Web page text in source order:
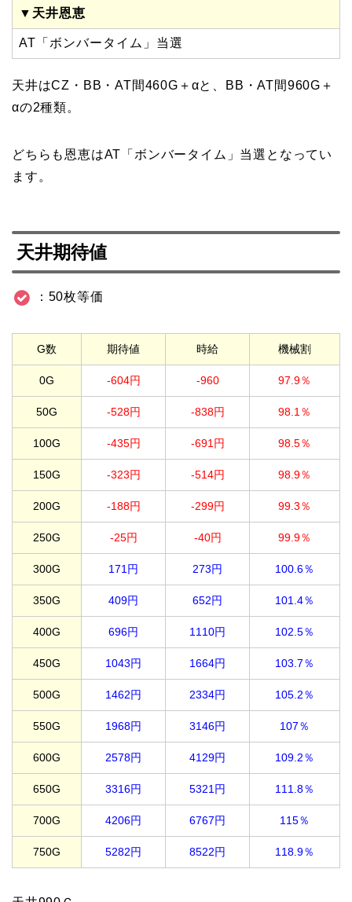
▼天井恩恵
AT「ボンバータイム」当選
天井はCZ・BB・AT間460G＋αと、BB・AT間960G＋
αの2種類。
どちらも恩恵はAT「ボンバータイム」当選となってい
ます。
天井期待値
：50枚等価
G数 期待値 時給 機械割
0G -604円 -960 97.9％
50G -528円 -838円 98.1％
100G -435円 -691円 98.5％
150G -323円 -514円 98.9％
200G -188円 -299円 99.3％
250G -25円 -40円 99.9％
300G 171円 273円 100.6％
350G 409円 652円 101.4％
400G 696円 1110円 102.5％
450G 1043円 1664円 103.7％
500G 1462円 2334円 105.2％
550G 1968円 3146円 107％
600G 2578円 4129円 109.2％
650G 3316円 5321円 111.8％
700G 4206円 6767円 115％
750G 5282円 8522円 118.9％